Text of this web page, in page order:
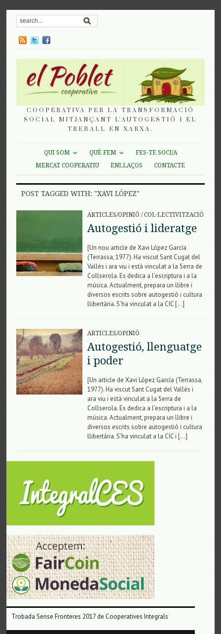
COOPERATIVA PER LA TRANSFORMACIÓ
SOCIAL MITJANÇANT L'AUTOGESTIÓ I EL
TREBALL EN XARXA.
QUI SOM QUÈ FEM
FES-TE SOCI/A
MERCAT COOPERATIU
ENLLAÇOS CONTACTE
POST TAGGED WITH: "XAVI LÓPEZ"
ARTICLES/OPINIÓ /COL·LECTIVITZACIÓ
Autogestió i lideratge
[Un nou article de Xavi López García
(Terrassa, 1977). Ha viscut Sant Cugat del
Vallès i ara viu i està vinculat a la Serra de
Collserola. Es dedica a l’escriptura i a la
música. Actualment, prepara un llibre i
diversos escrits sobre autogestió i cultura
llibertària. S’ha vinculat a la CIC […]
ARTICLES/OPINIÓ
Autogestió, llenguatge
i poder
[Un article de Xavi López García (Terrassa,
1977). Ha viscut Sant Cugat del Vallès i
ara viu i està vinculat a la Serra de
Collserola. Es dedica a l’escriptura i a la
música. Actualment, prepara un llibre i
diversos escrits sobre autogestió i cultura
llibertària. S’ha vinculat a la CIC i […]
Trobada Sense Fronteres 2017 de Cooperatives Integrals